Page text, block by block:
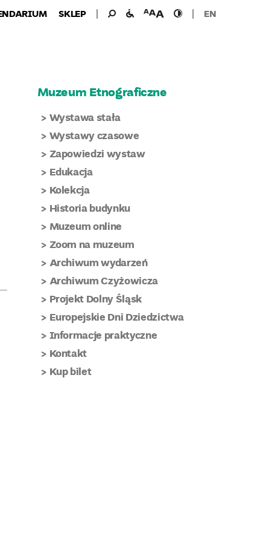
SKLEP Wyszukaj
Wyszukiwanie
dla:
udogodnieniawielkość
czcionki
wysoki
kontrast
EN
Muzeum Etnograficzne
Wystawa stała
Wystawy czasowe
Zapowiedzi wystaw
Edukacja
Kolekcja
Historia budynku
Muzeum online
Zoom na muzeum
Archiwum wydarzeń
Archiwum Czyżowicza
Projekt Dolny Śląsk
Europejskie Dni Dziedzictwa
Informacje praktyczne
Kontakt
Kup bilet